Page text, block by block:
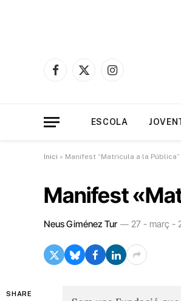
Facebook
X
Instagram
ESCOLA
Inici » Manifest “Matricula a la Pública”
Manifest
Neus Giménez Tur 27 - març -
SHARE